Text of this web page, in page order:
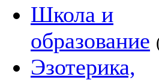
Школа и
образование
Эзотерика,